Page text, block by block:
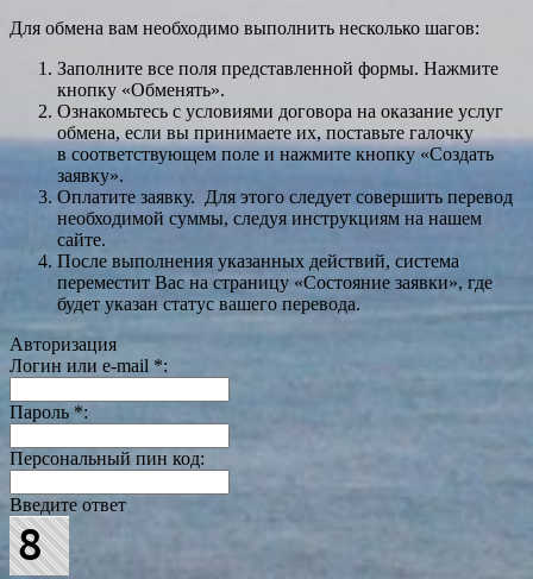
Для обмена вам необходимо выполнить несколько шагов:
Заполните все поля представленной формы. Нажмите
кнопку «Обменять».
Ознакомьтесь с условиями договора на оказание услуг
обмена, если вы принимаете их, поставьте галочку
в соответствующем поле и нажмите кнопку «Создать
заявку».
Оплатите заявку. Для этого следует совершить перевод
необходимой суммы, следуя инструкциям на нашем
сайте.
После выполнения указанных действий, система
переместит Вас на страницу «Состояние заявки», где
будет указан статус вашего перевода.
Авторизация
Логин или e-mail *:
Пароль *:
Персональный пин код:
Введите ответ